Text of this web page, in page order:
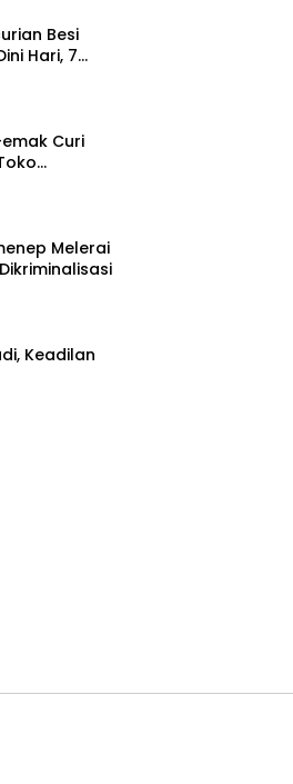
Besi
Hari, 7
Curi
CCTV
Melerai
Keadilan